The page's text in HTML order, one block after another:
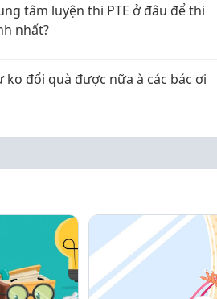
tâm luyện thi PTE ở đâu để thi
nhất?
ko đổi quà được nữa à các bác ơi